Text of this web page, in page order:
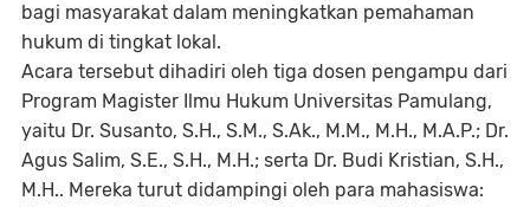
bagi masyarakat dalam meningkatkan pemahaman
hukum di tingkat lokal.
Acara tersebut dihadiri oleh tiga dosen pengampu dari
Program Magister Ilmu Hukum Universitas Pamulang,
yaitu Dr. Susanto, S.H., S.M., S.Ak., M.M., M.H., M.A.P.; Dr.
Agus Salim, S.E., S.H., M.H.; serta Dr. Budi Kristian, S.H.,
M.H.. Mereka turut didampingi oleh para mahasiswa: